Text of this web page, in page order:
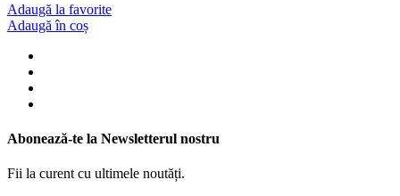
Adaugă la favorite
Adaugă în coș
Abonează-te la Newsletterul nostru
Fii la curent cu ultimele noutăți.